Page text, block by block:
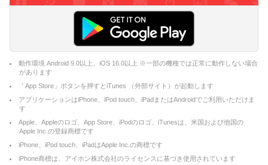
動作環境 Android 9.0以上、iOS 16.0以上 ※一部の機種では正常に動作しない場合
があります
「App Store」ボタンを押すとiTunes （外部サイト）が起動します
アプリケーションはiPhone、iPod touch、iPadまたはAndroidでご利用いただけま
す
Apple、Appleのロゴ、App Store、iPodのロゴ、iTunesは、米国および他国の
Apple Inc.の登録商標です
iPhone、iPod touch、iPadはApple Inc.の商標です
iPhone商標は、アイホン株式会社のライセンスに基づき使用されています